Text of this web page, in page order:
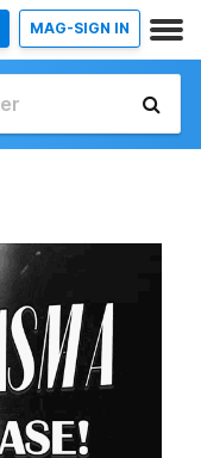
MAG-SIGN IN